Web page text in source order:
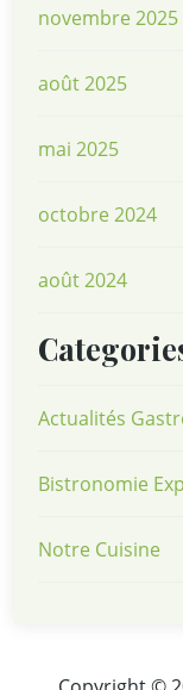
novembre 2025
août 2025
mai 2025
octobre 2024
août 2024
Actualités
Bistronomie
Notre Cuisine